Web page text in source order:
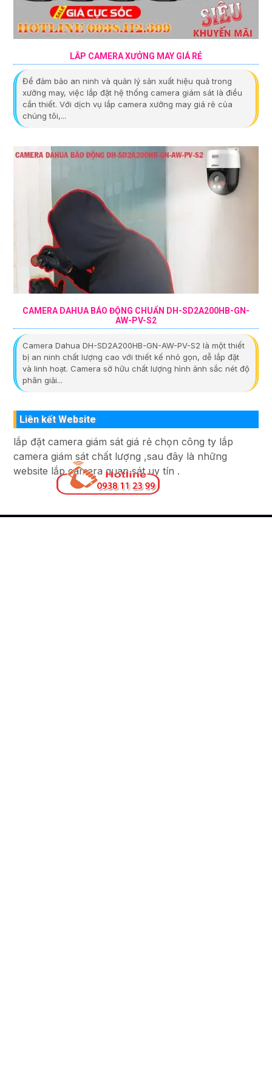
LẮP CAMERA XƯỞNG MAY GIÁ RẺ
Để đảm bảo an ninh và quản lý sản xuất hiệu quả trong
xưởng may, việc lắp đặt hệ thống camera giám sát là điều
cần thiết. Với dịch vụ lắp camera xưởng may giá rẻ của
chúng tôi,...
CAMERA DAHUA BÁO ĐỘNG CHUẨN DH-SD2A200HB-GN-
AW-PV-S2
Camera Dahua DH-SD2A200HB-GN-AW-PV-S2 là một thiết
bị an ninh chất lượng cao với thiết kế nhỏ gọn, dễ lắp đặt
và linh hoạt. Camera sở hữu chất lượng hình ảnh sắc nét độ
phân giải...
Liên kết Website
lắp đặt camera giám sát giá rẻ chọn công ty lắp
camera giám sát chất lượng ,sau đây là những
website lắp camera quan sát uy tín .